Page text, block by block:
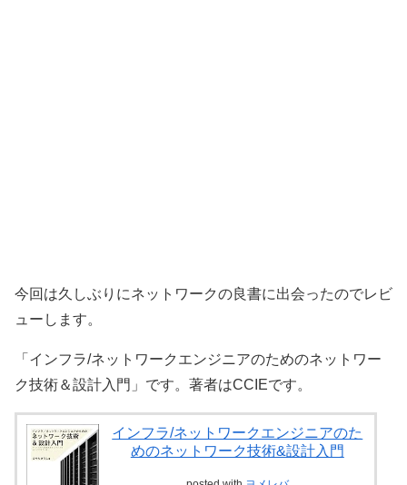
今回は久しぶりにネットワークの良書に出会ったのでレビ
ューします。
「インフラ/ネットワークエンジニアのためのネットワー
ク技術＆設計入門」です。著者はCCIEです。
インフラ/ネットワークエンジニアのた
めのネットワーク技術&設計入門